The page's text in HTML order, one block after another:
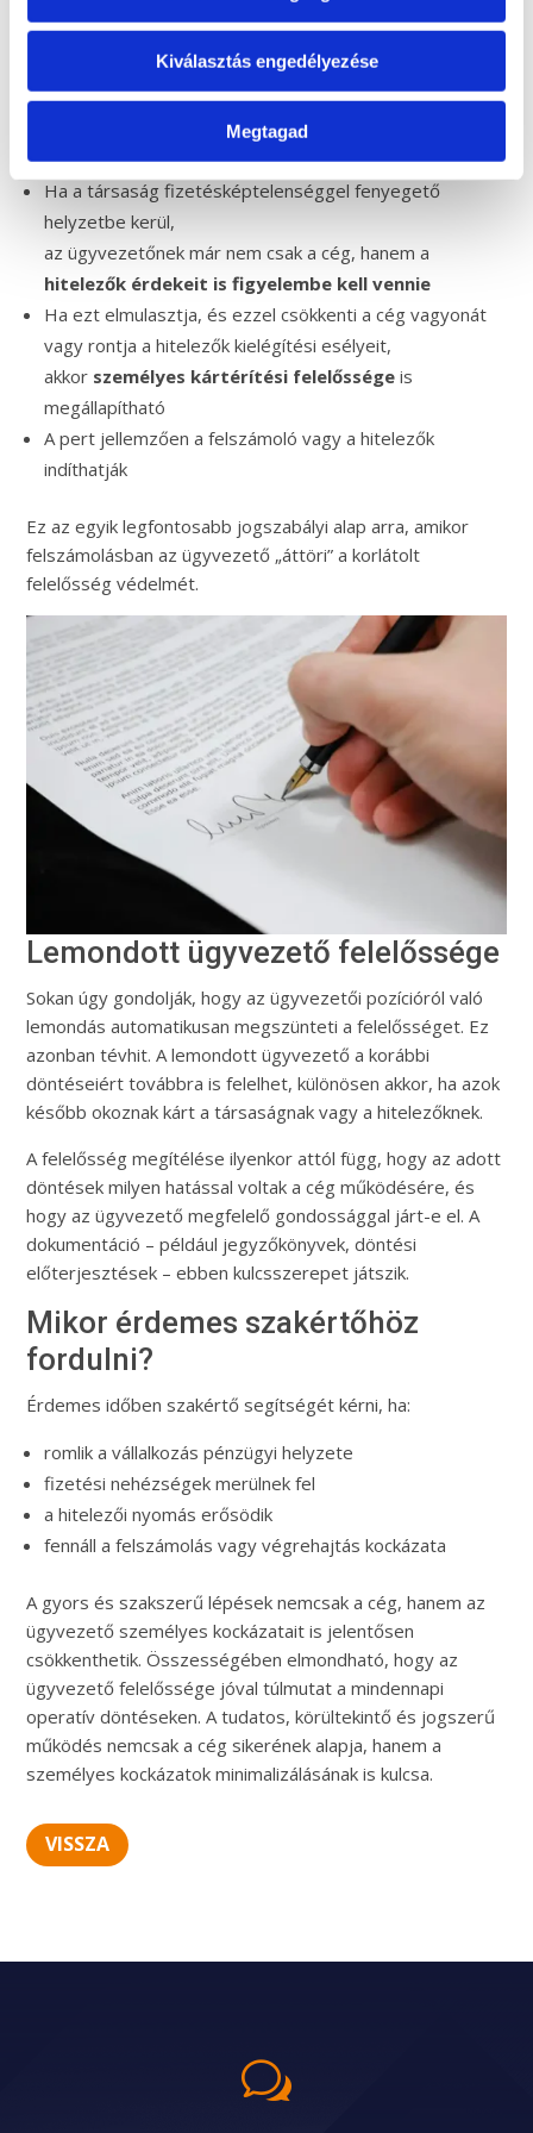
Kiválasztás engedélyezése
Megtagad
A felszámolás során az ügyvezető felelősségét
elsősorban aCstv. 33/A. §szabályozza.
Ez a rendelkezés az ún.„vezető tisztségviselő
rendezi. A lényege röviden:
Ha a társaság fizetésképtelenséggel fenyegető
helyzetbe kerül,
az ügyvezetőnek már nem csak a cég, hanem a
hitelezők érdekeit is figyelembe kell vennie
Ha ezt elmulasztja, és ezzel csökkenti a cég vagyonát
vagy rontja a hitelezők kielégítési esélyeit,
akkor személyes kártérítési felelőssége is
megállapítható
A pert jellemzően a felszámoló vagy a hitelezők
indíthatják
Ez az egyik legfontosabb jogszabályi alap arra, amikor
felszámolásban az ügyvezető „áttöri” a korlátolt
felelősség védelmét.
Lemondott ügyvezető felelőssége
Sokan úgy gondolják, hogy az ügyvezetői pozícióról való
lemondás automatikusan megszünteti a felelősséget. Ez
azonban tévhit. A lemondott ügyvezető a korábbi
döntéseiért továbbra is felelhet, különösen akkor, ha azok
később okoznak kárt a társaságnak vagy a hitelezőknek.
A felelősség megítélése ilyenkor attól függ, hogy az adott
döntések milyen hatással voltak a cég működésére, és
hogy az ügyvezető megfelelő gondossággal járt-e el. A
dokumentáció – például jegyzőkönyvek, döntési
előterjesztések – ebben kulcsszerepet játszik.
Mikor érdemes szakértőhöz
fordulni?
Érdemes időben szakértő segítségét kérni, ha:
romlik a vállalkozás pénzügyi helyzete
fizetési nehézségek merülnek fel
a hitelezői nyomás erősödik
fennáll a felszámolás vagy végrehajtás kockázata
A gyors és szakszerű lépések nemcsak a cég, hanem az
ügyvezető személyes kockázatait is jelentősen
csökkenthetik. Összességében elmondható, hogy az
ügyvezető felelőssége jóval túlmutat a mindennapi
operatív döntéseken. A tudatos, körültekintő és jogszerű
működés nemcsak a cég sikerének alapja, hanem a
személyes kockázatok minimalizálásának is kulcsa.
VISSZA
w